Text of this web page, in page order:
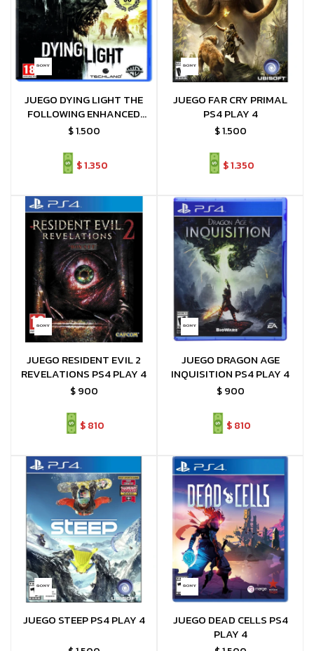
JUEGO DYING LIGHT THE
FOLLOWING ENHANCED
EDITION PS4 PLAY 4
$1.500
$1.350
JUEGO FAR CRY PRIMAL
PS4 PLAY 4
$1.500
$1.350
JUEGO RESIDENT EVIL 2
REVELATIONS PS4 PLAY 4
$ 900
$810
JUEGO DRAGON AGE
INQUISITION PS4 PLAY 4
$ 900
$810
JUEGO STEEP PS4 PLAY 4
JUEGO DEAD CELLS PS4
PLAY 4